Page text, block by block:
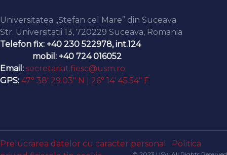
Universitatea „Ștefan cel Mare” din Suceava
Str. Universitatii 13, 720229 Suceava, Romania
Telefon fix: +40 230 522978, int.124
mobil: +40 724 016052
Email: secretariat.fiesc@usm.ro
GPS: 47° 38′ 29.03″ N | 26° 14′ 45.54″ E
Prelucrarea datelor cu caracter personal
Politica